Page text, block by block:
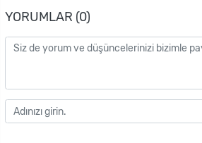
YORUMLAR (0)